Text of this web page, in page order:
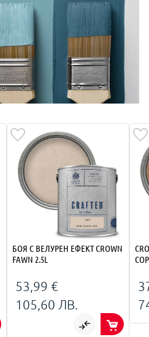
БОЯ С ВЕЛУРЕН ЕФЕКТ CROWN
FAWN 2.5L
53,99 €
105,60 ЛВ.